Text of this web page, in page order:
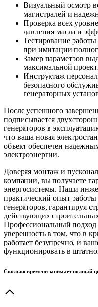
Визуальный осмотр
магистралей и
Проверка всех
давления масла и
Тестирование работы
при имитации
Замер параметров
максимальной
Инструктаж
безопасного
генераторных
После успешного
подписывается
генераторов в
что ваша новая
объект обеспечен
электроэнергии.
Доверяя монтаж и
компании, вы получаете
энергосистемы. Наши
практический опыт
генераторов, гарантируя
действующих
Профессиональный
уверенность в том, что в
работает безупречно, и
функционировать в
Сколько времени занимает полный